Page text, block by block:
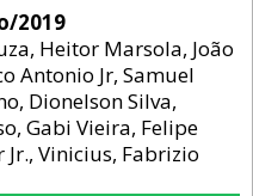
2019
Heitor Marsola, João
Antonio Jr, Samuel
Dionelson Silva,
Gabi Vieira, Felipe
Jr., Vinicius, Fabrizio